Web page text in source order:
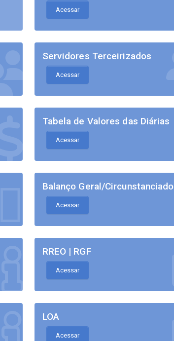
Acessar
Servidores Terceirizados
Acessar
Tabela de Valores das Diárias
Acessar
Balanço Geral/Circunstanciado
Acessar
RREO | RGF
Acessar
LOA
Acessar